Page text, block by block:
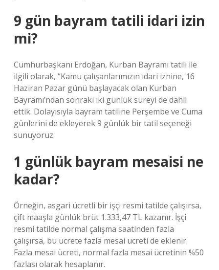
9 gün bayram tatili idari izin
mi?
Cumhurbaşkanı Erdoğan, Kurban Bayramı tatili ile
ilgili olarak, “Kamu çalışanlarımızın idari iznine, 16
Haziran Pazar günü başlayacak olan Kurban
Bayramı’ndan sonraki iki günlük süreyi de dahil
ettik. Dolayısıyla bayram tatiline Perşembe ve Cuma
günlerini de ekleyerek 9 günlük bir tatil seçeneği
sunuyoruz.
1 günlük bayram mesaisi ne
kadar?
Örneğin, asgari ücretli bir işçi resmi tatilde çalışırsa,
çift maaşla günlük brüt 1.333,47 TL kazanır. İşçi
resmi tatilde normal çalışma saatinden fazla
çalışırsa, bu ücrete fazla mesai ücreti de eklenir.
Fazla mesai ücreti, normal fazla mesai ücretinin %50
fazlası olarak hesaplanır.